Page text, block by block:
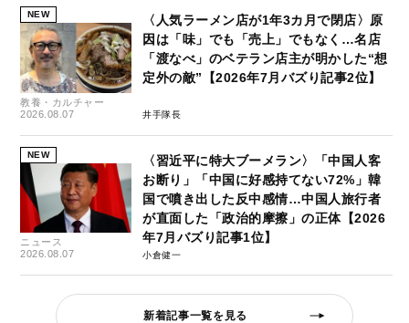
NEW
教養・カルチャー
2026.08.07
〈人気ラーメン店が1年3カ月で閉店〉原
因は「味」でも「売上」でもなく…名店
「渡なべ」のベテラン店主が明かした“想
定外の敵”【2026年7月バズり記事2位】
井手隊長
NEW
ニュース
2026.08.07
〈習近平に特大ブーメラン〉「中国人客
お断り」「中国に好感持てない72%」韓
国で噴き出した反中感情…中国人旅行者
が直面した「政治的摩擦」の正体【2026
年7月バズり記事1位】
小倉健一
新着記事一覧を見る